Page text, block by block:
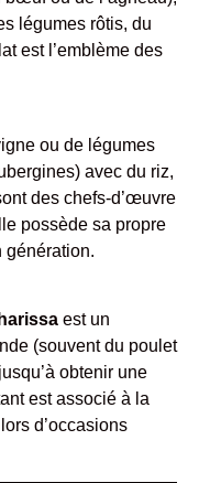
légumes rôtis, du
est l’emblème des
ou de légumes
avec du riz,
des chefs-d’œuvre
possède sa propre
génération.
harissa est un
(souvent du poulet
obtenir une
est associé à la
d’occasions